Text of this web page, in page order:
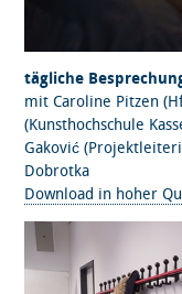
tägliche
mit Caroline Pitzen
(Kunsthochschule
Gaković
Dobrotka
Download in hoher